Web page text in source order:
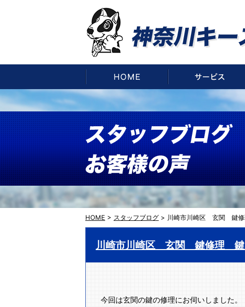
HOME
HOME > スタッフブログ > 川崎市川崎区 玄関 鍵
川崎市川崎区 玄関 鍵修理 鍵
今回は玄関の鍵の修理にお伺いしました。